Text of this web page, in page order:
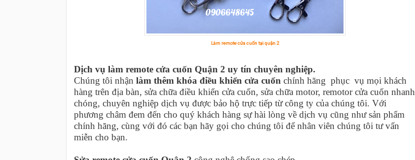
Làm remote cửa cuốn tại quận 2
Dịch vụ làm remote cửa cuốn Quận 2 uy tín chuyên nghiệp.
Chúng tôi nhận làm thêm khóa điều khiển cửa cuốn chính hãng phục vụ mọi khách
hàng trên địa bàn, sửa chữa điều khiển cửa cuốn, sửa chữa motor, remotor cửa cuốn nhanh
chóng, chuyên nghiệp dịch vụ được bảo hộ trực tiếp từ công ty của chúng tôi. Với
phương châm đem đến cho quý khách hàng sự hài lòng về dịch vụ cũng như sản phẩm
chính hãng, cùng với đó các bạn hãy gọi cho chúng tôi để nhân viên chúng tôi tư vấn
miễn cho bạn.